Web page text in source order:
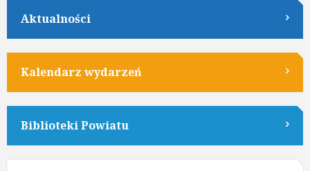
Aktualności
Kalendarz wydarzeń
Biblioteki Powiatu